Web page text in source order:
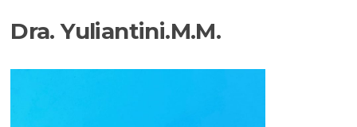
Dra. Yuliantini.M.M.